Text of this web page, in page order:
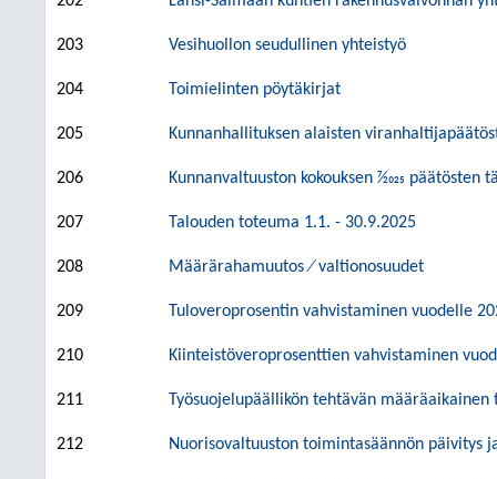
203 Vesihuollon seudullinen yhteistyö
204 Toimielinten pöytäkirjat
205 Kunnanhallituksen alaisten
206 Kunnanvaltuuston kokouksen 7⁄2025
207 Talouden toteuma 1.1. - 30.9.2025
208 Määrärahamuutos ⁄ valtionosuudet
209 Tuloveroprosentin vahvistaminen vuodelle
210 Kiinteistöveroprosenttien vahvistaminen
211 Työsuojelupäällikön tehtävän määräaikainen
212 Nuorisovaltuuston toimintasäännön päivitys